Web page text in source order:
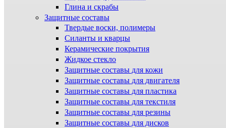
Глина и скрабы
Защитные составы
Твердые воски, полимеры
Силанты и кварцы
Керамические покрытия
Жидкое стекло
Защитные составы для кожи
Защитные составы для двигателя
Защитные составы для пластика
Защитные составы для текстиля
Защитные составы для резины
Защитные составы для дисков